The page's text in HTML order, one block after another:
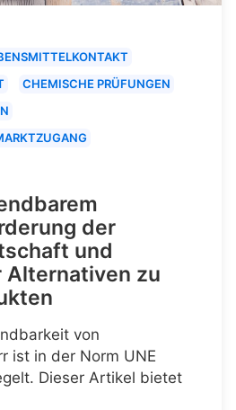
CHEMISCHE PRÜFUNGEN
der
und
Alternativen zu
von
ist in der Norm UNE
Dieser Artikel bietet